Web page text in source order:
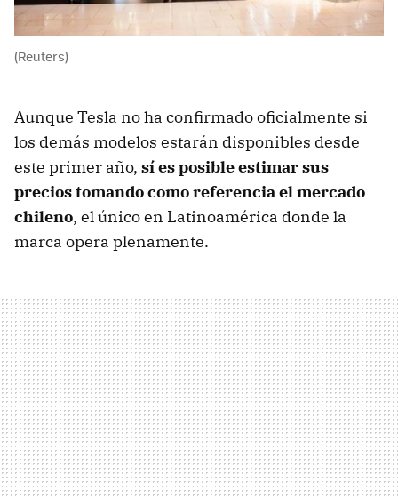
(Reuters)
Aunque Tesla no ha confirmado oficialmente si
los demás modelos estarán disponibles desde
este primer año, sí es posible estimar sus
precios tomando como referencia el mercado
chileno, el único en Latinoamérica donde la
marca opera plenamente.